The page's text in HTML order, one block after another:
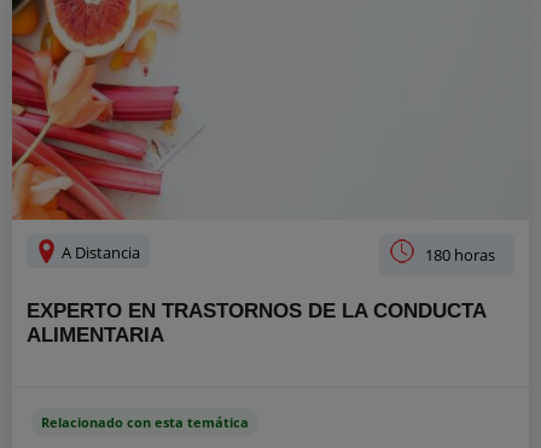
A Distancia 180 horas
EXPERTO EN TRASTORNOS DE LA CONDUCTA
ALIMENTARIA
Relacionado con esta temática